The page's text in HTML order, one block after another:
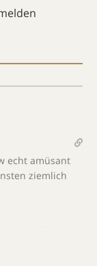
echt amüsant
ziemlich